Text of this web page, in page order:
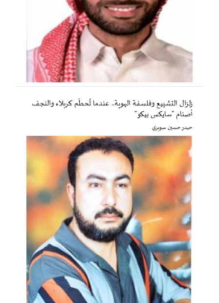
زلزال التشييع وفلسفة الهوية.. عندما تُحطّم كربلاء والنجف
أصنام "سايكس بيكو"
حيدر حسين سويري